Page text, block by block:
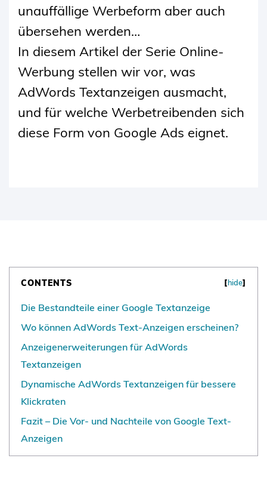
unauffällige Werbeform aber auch
übersehen werden…
In diesem Artikel der Serie Online-
Werbung stellen wir vor, was
AdWords Textanzeigen ausmacht,
und für welche Werbetreibenden sich
diese Form von Google Ads eignet.
CONTENTS [hide]
Die Bestandteile einer Google Textanzeige
Wo können AdWords Text-Anzeigen erscheinen?
Anzeigenerweiterungen für AdWords
Textanzeigen
Dynamische AdWords Textanzeigen für bessere
Klickraten
Fazit – Die Vor- und Nachteile von Google Text-
Anzeigen